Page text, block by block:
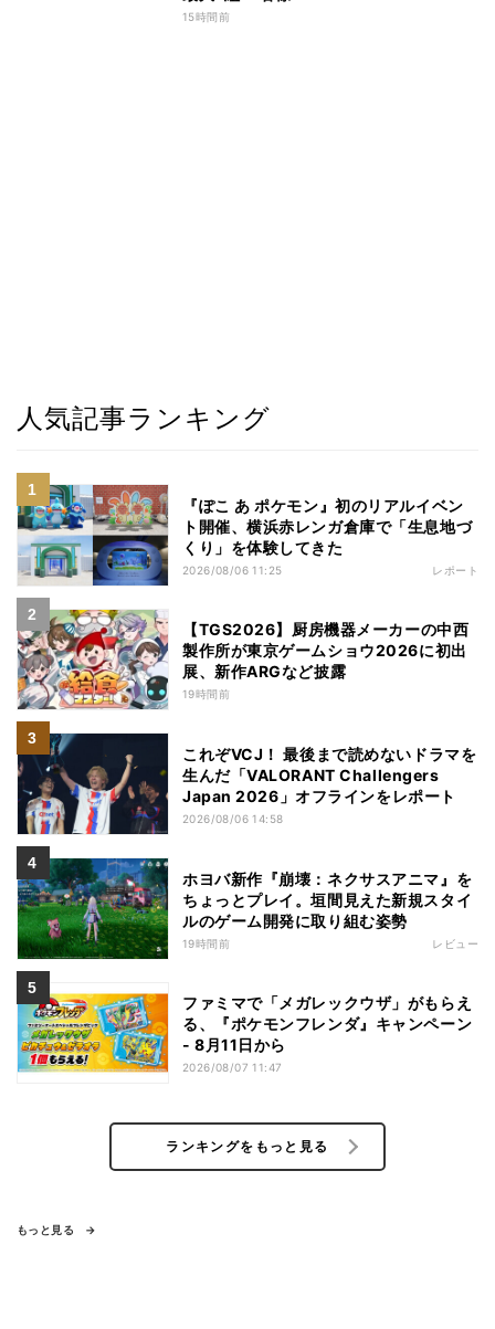
15時間前
人気記事ランキング
『ぽこ あ ポケモン』初のリアルイベン
ト開催、横浜赤レンガ倉庫で「生息地づ
くり」を体験してきた
2026/08/06 11:25 レポート
【TGS2026】厨房機器メーカーの中西
製作所が東京ゲームショウ2026に初出
展、新作ARGなど披露
19時間前
これぞVCJ！ 最後まで読めないドラマを
生んだ「VALORANT Challengers
Japan 2026」オフラインをレポート
2026/08/06 14:58
ホヨバ新作『崩壊：ネクサスアニマ』を
ちょっとプレイ。垣間見えた新規スタイ
ルのゲーム開発に取り組む姿勢
19時間前 レビュー
ファミマで「メガレックウザ」がもらえ
る、『ポケモンフレンダ』キャンペーン
- 8月11日から
2026/08/07 11:47
ランキングをもっと見る
もっと見る